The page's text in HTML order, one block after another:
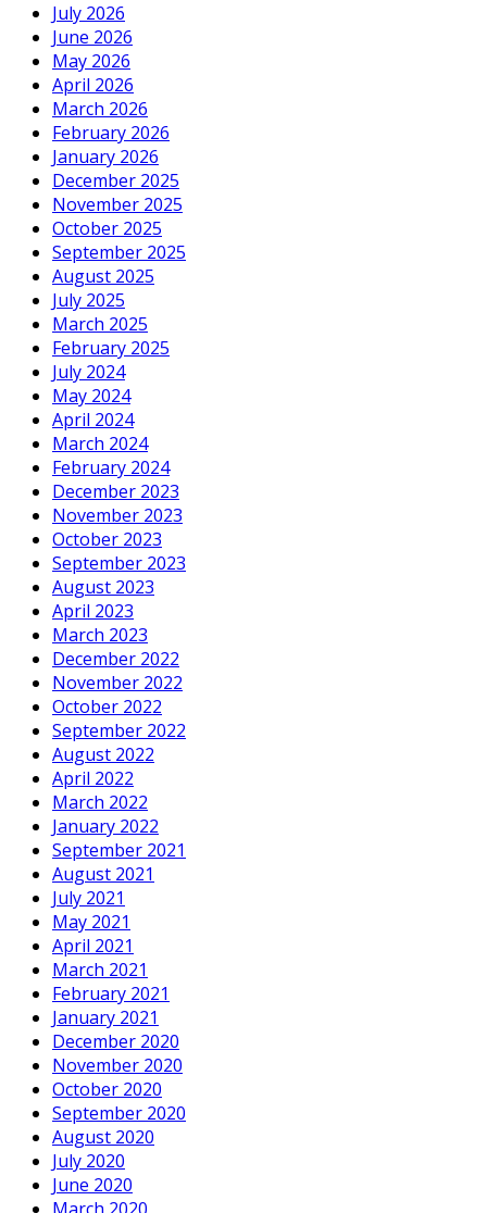
July 2026
June 2026
May 2026
April 2026
March 2026
February 2026
January 2026
December 2025
November 2025
October 2025
September 2025
August 2025
July 2025
March 2025
February 2025
July 2024
May 2024
April 2024
March 2024
February 2024
December 2023
November 2023
October 2023
September 2023
August 2023
April 2023
March 2023
December 2022
November 2022
October 2022
September 2022
August 2022
April 2022
March 2022
January 2022
September 2021
August 2021
July 2021
May 2021
April 2021
March 2021
February 2021
January 2021
December 2020
November 2020
October 2020
September 2020
August 2020
July 2020
June 2020